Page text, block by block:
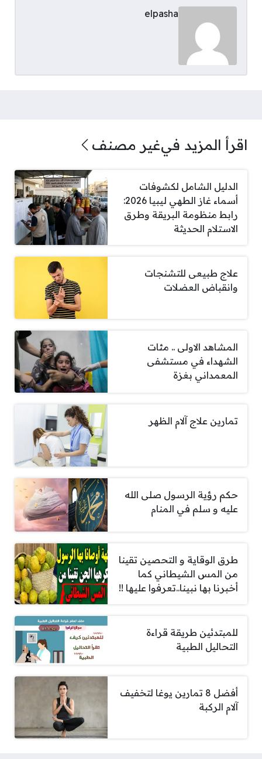
elpasha
اقرأ المزيد فيغير مصنف
الدليل الشامل لكشوفات
أسماء غاز الطهي ليبيا 2026:
رابط منظومة البريقة وطرق
الاستلام الحديثة
علاج طبيعى للتشنجات
وانقباض العضلات
المشاهد الاولى .. مئات
الشهداء في مستشفى
المعمداني بغزة
تمارين علاج آلام الظهر
حكم رؤية الرسول صلى الله
عليه و سلم في المنام
طرق الوقاية و التحصين تقينا
من المس الشيطاني كما
أخبرنا بها نبينا..تعرفوا عليها !!
للمبتدئين طريقة قراءة
التحاليل الطبية
أفضل 8 تمارين يوغا لتخفيف
آلام الركبة